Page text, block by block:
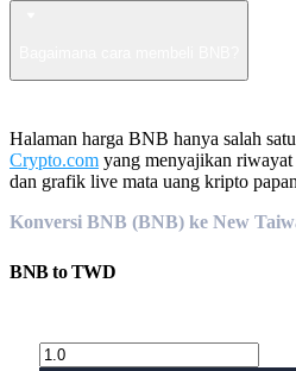
Halaman harga BNB hanya salah
Crypto.com yang menyajikan riwayat
dan grafik live mata uang kripto
Konversi BNB (BNB) ke New
BNBtoTWD